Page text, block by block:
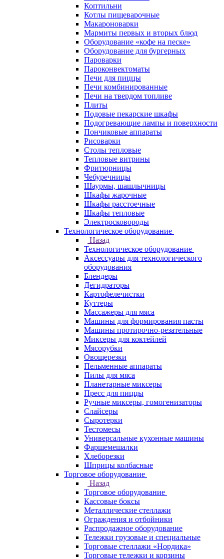
Коптильни
Котлы пищеварочные
Макароноварки
Мармиты первых и вторых блюд
Оборудование «кофе на песке»
Оборудование для бургерных
Пароварки
Пароконвектоматы
Печи для пиццы
Печи комбинированные
Печи на твердом топливе
Плиты
Подовые пекарские шкафы
Подогревающие лампы и поверхности
Пончиковые аппараты
Рисоварки
Столы тепловые
Тепловые витрины
Фритюрницы
Чебуречницы
Шаурмы, шашлычницы
Шкафы жарочные
Шкафы расстоечные
Шкафы тепловые
Электросковороды
Технологическое оборудование
Назад
Технологическое оборудование
Аксессуары для технологического
оборудования
Блендеры
Дегидраторы
Картофелечистки
Куттеры
Массажеры для мяса
Машины для формирования пасты
Машины протирочно-резательные
Миксеры для коктейлей
Мясорубки
Овощерезки
Пельменные аппараты
Пилы для мяса
Планетарные миксеры
Пресс для пиццы
Ручные миксеры, гомогенизаторы
Слайсеры
Сыротерки
Тестомесы
Универсальные кухонные машины
Фаршемешалки
Хлеборезки
Шприцы колбасные
Торговое оборудование
Назад
Торговое оборудование
Кассовые боксы
Металлические стеллажи
Ограждения и отбойники
Распродажное оборудование
Тележки грузовые и специальные
Торговые стеллажи «Нордика»
Торговые тележки и корзины